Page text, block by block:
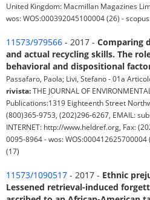
United Kingdom: Macmillan Magazines
wos: WOS:000392045100004 (26) -
11573/979566 - 2017 - Comparing
and actual recycling skills. The
behavioral and dispositional
Passafaro, Paola; Livi, Stefano - 01a
rivista:THE JOURNAL OF
Publications:1319 Eighteenth Street
(800)365-9753, (202)296-6267, EMAIL:
INTERNET: http://www.heldref.org, Fax:
0095-8964 - wos:
(17)
11573/1090517 - 2017 - Ethnic
Lessened retrieval-induced